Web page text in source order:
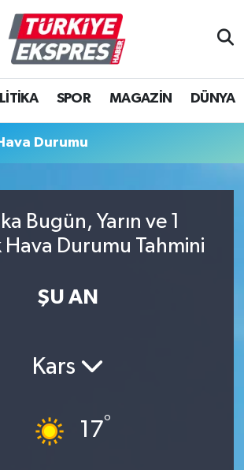
SPOR MAGAZİN DÜNYA
Durumu
Bugün, Yarın ve 1
Hava Durumu Tahmini
ŞU AN
Kars
17°
Eczaneler
Durumu
Vakitleri
Durumu ve Fikstür
Haberleri